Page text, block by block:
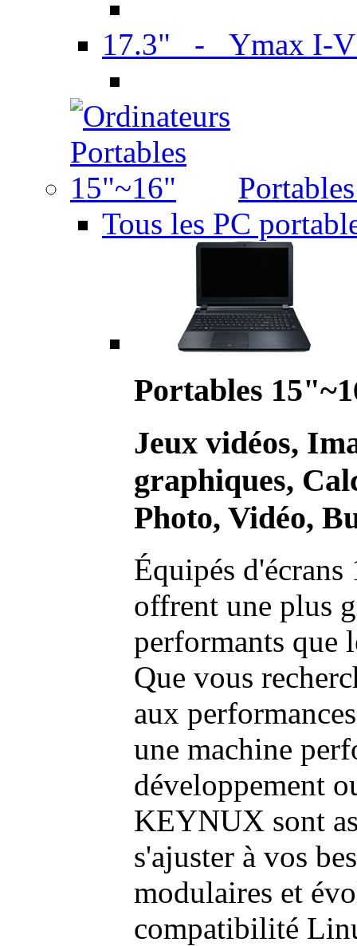
17.3" - Ymax I-
Tous les PC
Portables
Jeux vidéos,
graphiques,
Photo, Vidéo,
Équipés
offrent une plus
performants que
Que vous
aux
une machine
développement
KEYNUX sont
s'ajuster à vos
modulaires et
compatibilité